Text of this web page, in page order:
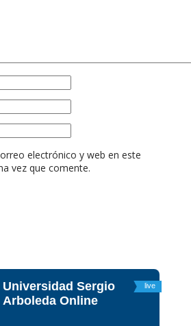
electrónico y web en este
vez que comente.